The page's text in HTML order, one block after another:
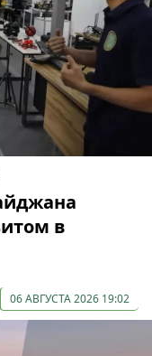
в
06 АВГУСТА 2026 19:02